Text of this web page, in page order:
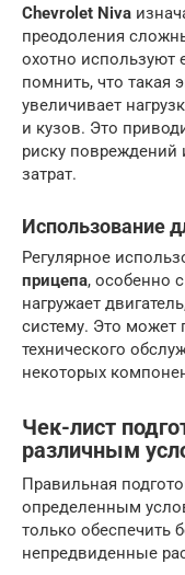
Chevrolet Niva
преодоления
охотно используют
помнить, что такая
увеличивает
и кузов. Это
риску повреждений
затрат.
Использование
Регулярное
прицепа, особенно
нагружает
систему. Это может
технического
некоторых
Чек-лист
различным
Правильная
определенным
только обеспечить
непредвиденные